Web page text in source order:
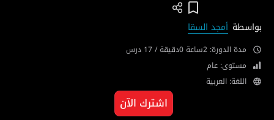
بواسطة أمجد السقا
مدة الدورة: 2ساعة 0دقيقة / 17 درس
مستوى: عام
اللغة: العربية
اشترك الآن